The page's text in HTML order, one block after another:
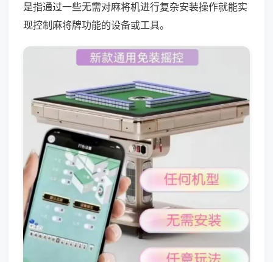
是指通过一些无需对麻将机进行复杂安装操作就能实
现控制麻将牌功能的设备或工具。